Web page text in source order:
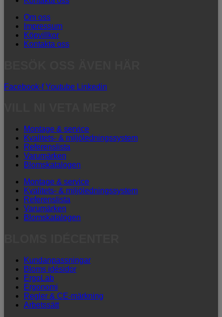
Om oss
Impressum
Köpvillkor
Kontakta oss
Facebook-f Youtube Linkedin
Montage & service
Kvalitets- & miljöledningssystem
Referenslista
Varumärken
Blomskatalogen
Montage & service
Kvalitets- & miljöledningssystem
Referenslista
Varumärken
Blomskatalogen
Kundanpassningar
Bloms idésidor
ErgoLab
Ergonomi
Regler & CE-märkning
Arbetssätt